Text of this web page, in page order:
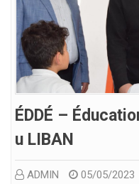
ÉDDÉ –
U LIBAN
ADMIN 05/05/2023